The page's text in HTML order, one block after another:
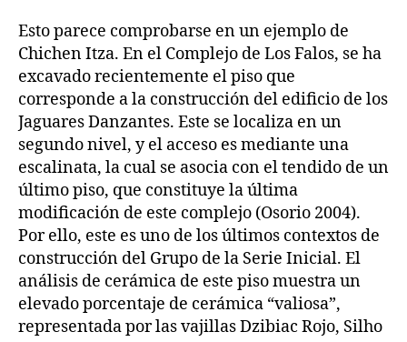
Esto parece comprobarse en un ejemplo de
Chichen Itza. En el Complejo de Los Falos, se ha
excavado recientemente el piso que
corresponde a la construcción del edificio de los
Jaguares Danzantes. Este se localiza en un
segundo nivel, y el acceso es mediante una
escalinata, la cual se asocia con el tendido de un
último piso, que constituye la última
modificación de este complejo (Osorio 2004).
Por ello, este es uno de los últimos contextos de
construcción del Grupo de la Serie Inicial. El
análisis de cerámica de este piso muestra un
elevado porcentaje de cerámica “valiosa”,
representada por las vajillas Dzibiac Rojo, Silho